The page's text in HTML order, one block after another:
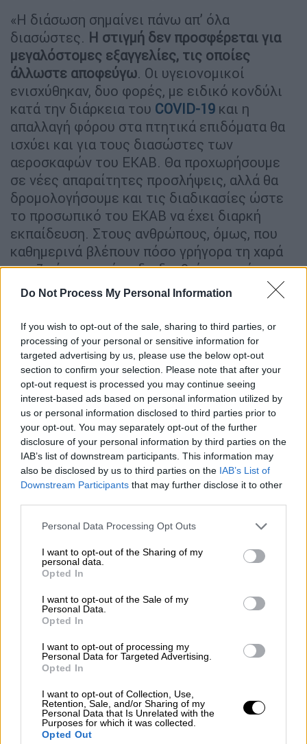
Do Not Process My Personal Information
If you wish to opt-out of the sale, sharing to third parties, or
processing of your personal or sensitive information for
targeted advertising by us, please use the below opt-out
section to confirm your selection. Please note that after your
opt-out request is processed you may continue seeing
interest-based ads based on personal information utilized by
us or personal information disclosed to third parties prior to
your opt-out. You may separately opt-out of the further
disclosure of your personal information by third parties on the
IAB’s list of downstream participants. This information may
also be disclosed by us to third parties on the IAB’s List of
Downstream Participants that may further disclose it to other
Please note that this website/app uses one or more Google
not limited to your visit or usage behaviour. You may click to
grant or deny consent to Google and its third-party tags to
use your data for below specified purposes in below Google
consent section.
Personal Data Processing Opt Outs
I want to opt-out of the Sharing of my
personal data.
Opted In
I want to opt-out of the Sale of my
Personal Data.
Opted In
I want to opt-out of processing my
Personal Data for Targeted Advertising.
Opted In
I want to opt-out of Collection, Use,
Retention, Sale, and/or Sharing of my
Personal Data that Is Unrelated with the
Purposes for which it was collected.
Opted Out
«Η διάσωση σημαίνει πάνω απ’ όλα
διασώστες. Η στιγμή δεν προσφέρεται για
μεγαλόστομες εξαγγελίες, τις οποίες
άλλωστε αποφεύγω. Οι υγειονομικοί
ενισχύθηκαν, δυο φορές, με ειδικό κονδύλι
κατά την διάρκεια του COVID-19 και η
απαλλαγή φόρου στα πτητικά επιδόματα θα
ισχύει και για τους διασώστες των
αεροσκαφών του ΕΚΑΒ. Θα προχωρήσουμε
σε νέες απαραίτητες προσλήψεις, αλλά θα
δρομολογήσουμε και τις διαδικασίες ώστε
το προσωπικό του ΕΚΑΒ να έχει διαρκή
εκπαίδευση. Στους ανθρώπους, όμως, που
καθημερινά βλέπουν πόσο γρήγορα τη χαρά
της ζωής μπορεί να διαδεχθεί η αγωνία του
κινδύνου, θέλω να είμαι διπλά ειλικρινής. Θα
η Πολιτεία θα είναι δίπλα
σας -όπως το έκανε καθ’ όλη τη διάρκεια της
πανδημίας-αλλά πάντοτε με βάση τις
δυνατότητες της χώρας και της εθνικής
οικονομίας γιατί -πρώτα από όλα- εσείς
καταλαβαίνετε πόσο εύκολα μία επιπόλαια,
μία λάθος απόφαση μπορεί να καταστρέψει
έναν υγιή οργανισμόκαι το μέλλον του»,
σημείωσε ο κ. Μητσοτάκης.
Σημειώνεται ότι η ημέρα «Θυσίας του
Διασώστη» είναι θεσμοθετημένη στις 14
ημέρα μνήμης και συγκίνησης. Σημείο
αναφοράς αποτελεί η 14η Ιανουαρίου 2001,
όταν και συνέβη η πρώτη πτώση
ελικοπτέρου του ΕΚΑΒ ανοικτά του Σουνίου.
Κάθε χρόνο, η ημέρα «Θυσίας του Διασώστη»
είναι ημέρα μνήμης και σεβασμού για τους
απώλεσαν τη ζωή τους κατά την εκτέλεση
των καθηκόντων τους.
Φτάνοντας στην αεροπορική βάση ο
Κυριάκος Μητσοτάκης ευχαρίστησε τους
διασώστες για τις πολύτιμες υπηρεσίες